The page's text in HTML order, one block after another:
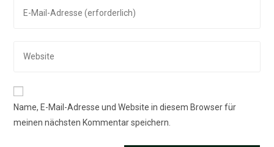
Kommentieren
deine
Kommentieren
ein
deine
URL
ein
(optional)
Name, E-Mail-Adresse und Website in diesem Browser für
meinen nächsten Kommentar speichern.